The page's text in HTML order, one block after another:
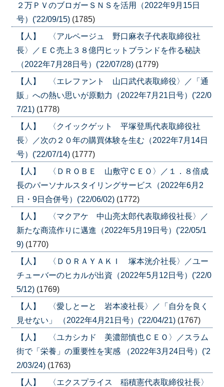
２万ＰＶのブロガーＳＮＳを活用（2022年9月15日
号）('22/09/15) (1785)
【人】 〈アルページュ 野口麻衣子代表取締役社
長〉／ＥＣ売上３８億円ヒットブランドを作る秘訣
（2022年7月28日号）('22/07/28) (1779)
【人】 〈エレファント 山口武代表取締役〉／「通
販」への熱い思いが原動力（2022年7月21日号）('22/0
7/21) (1778)
【人】 〈クイックゲット 平塚登馬代表取締役社
長〉／次の２０年の購買体験を生む（2022年7月14日
号）('22/07/14) (1777)
【人】 〈ＤＲＯＢＥ 山敷守ＣＥＯ〉／１．８倍成
長のパーソナルスタイリングサービス（2022年6月2
日・9日合併号）('22/06/02) (1772)
【人】 〈マクアケ 中山亮太郎代表取締役社長〉／
新たな商流作りに邁進（2022年5月19日号）('22/05/1
9) (1770)
【人】 〈ＤＯＲＡＹＡＫＩ 塚本洸介社長〉／ユー
チューバーのヒカルが出資（2022年5月12日号）('22/0
5/12) (1769)
【人】 〈愛しとーと 岩本凌社長〉／「自分を良く
見せない」 （2022年4月21日号）('22/04/21) (1767)
【人】 〈ユカシカド 美濃部慎也ＣＥＯ〉／スラム
街で「栄養」の重要性を実感 （2022年3月24日号）('2
2/03/24) (1763)
【人】 〈エクスプライス 稲積憲代表取締役社長〉